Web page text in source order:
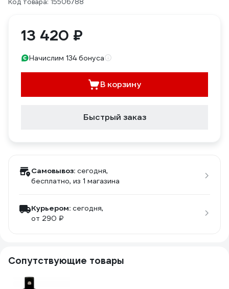
Код товара: 15506788
13 420 ₽
Начислим 134 бонуса
В корзину
Быстрый заказ
Самовывоз: сегодня,
бесплатно, из 1 магазина
Курьером: сегодня,
от 290 ₽
Сопутствующие товары